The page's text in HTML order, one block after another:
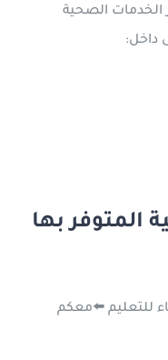
الخدمات الصحية
داخل:
المتوفر بها
للتعليم ⬅️معكم